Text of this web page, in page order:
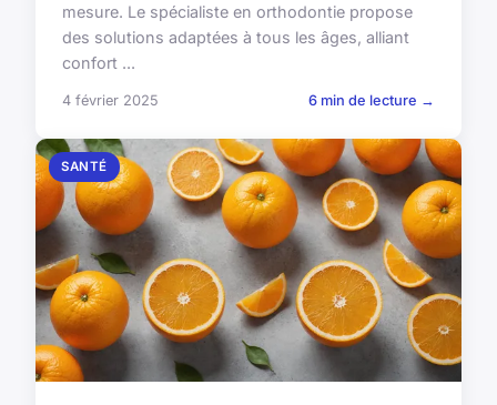
mesure. Le spécialiste en orthodontie propose
des solutions adaptées à tous les âges, alliant
confort ...
4 février 2025 6 min de lecture →
SANTÉ